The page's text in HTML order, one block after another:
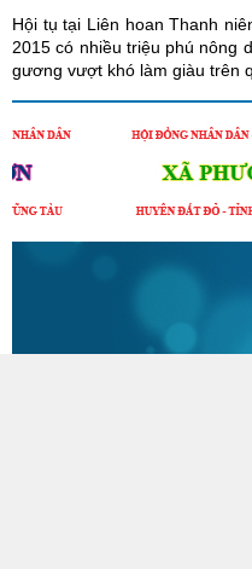
Hội tụ tại Liên hoan Thanh
2015 có nhiều triệu phú nông
gương vượt khó làm giàu trên